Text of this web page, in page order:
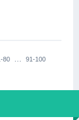
80 …
91-100